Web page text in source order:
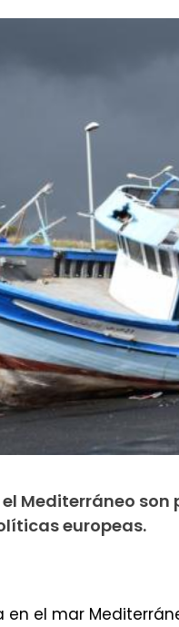
Mediterráneo
europeas.
el mar